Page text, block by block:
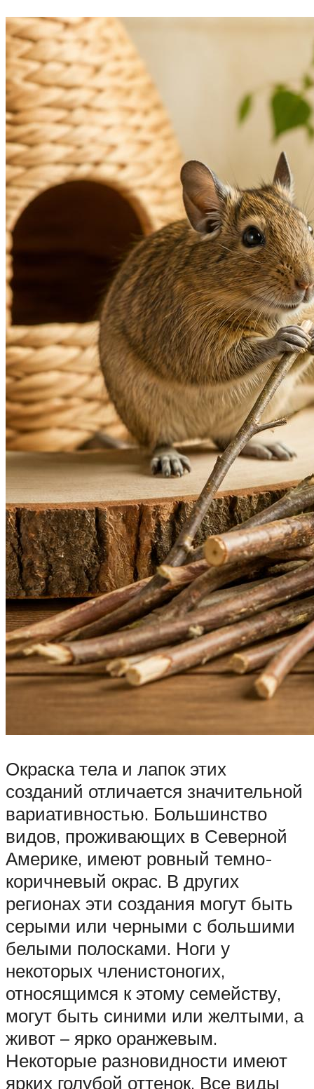
Окраска тела и лапок этих
созданий отличается значительной
вариативностью. Большинство
видов, проживающих в Северной
Америке, имеют ровный темно-
коричневый окрас. В других
регионах эти создания могут быть
серыми или черными с большими
белыми полосками. Ноги у
некоторых членистоногих,
относящимся к этому семейству,
могут быть синими или желтыми, а
живот – ярко оранжевым.
Некоторые разновидности имеют
ярких голубой оттенок. Все виды